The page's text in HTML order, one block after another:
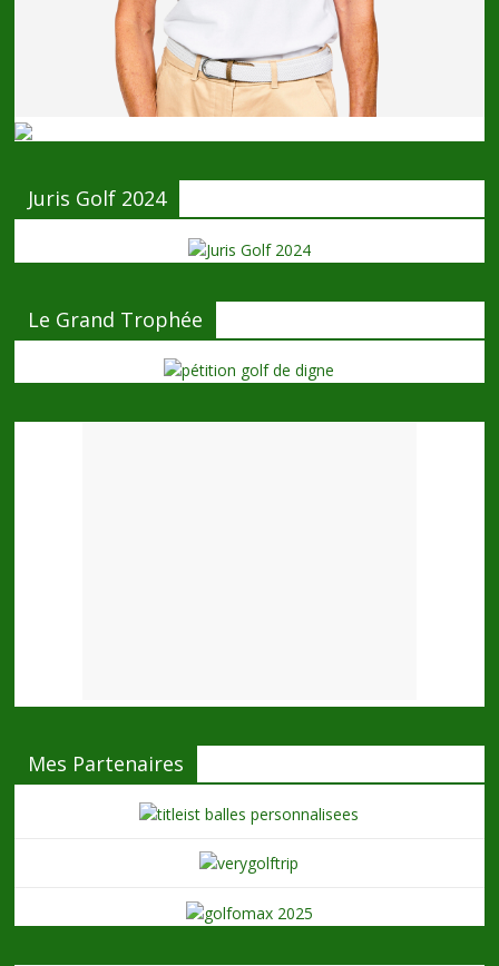
Juris Golf 2024
Le Grand Trophée
Mes Partenaires